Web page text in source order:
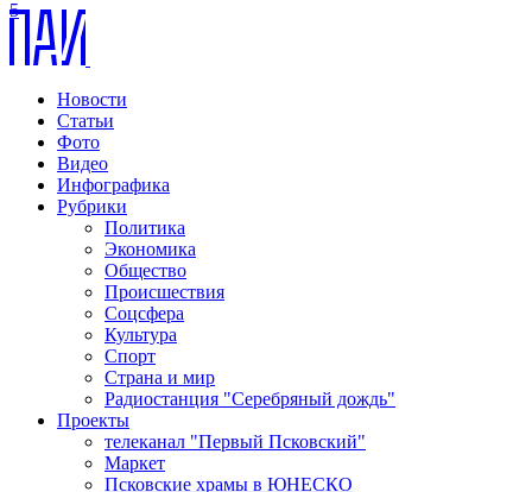
Новости
Статьи
Фото
Видео
Инфографика
Рубрики
Политика
Экономика
Общество
Происшествия
Соцсфера
Культура
Спорт
Страна и мир
Радиостанция "Серебряный дождь"
Проекты
телеканал "Первый Псковский"
Маркет
Псковские храмы в ЮНЕСКО
5